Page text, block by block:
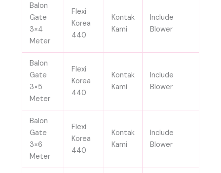
Balon
Gate
3×4
Meter
Flexi
Korea
440
Kontak
Kami
Include
Blower
Balon
Gate
3×5
Meter
Flexi
Korea
440
Kontak
Kami
Include
Blower
Balon
Gate
3×6
Meter
Flexi
Korea
440
Kontak
Kami
Include
Blower